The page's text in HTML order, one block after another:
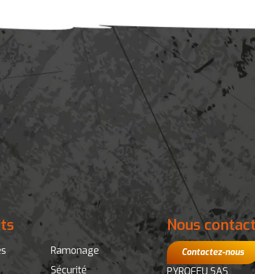
Ramonage
Sécurité
Nous
Contactez-nous
PYROFEU SAS